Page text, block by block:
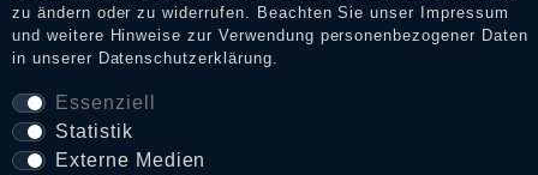
AGB
Widerrufs­recht
zu ändern oder zu widerrufen. Beachten Sie unser
Impressum
und weitere Hinweise zur Verwendung personenbezogener Daten
in unserer Daten­schutz­erklärung.
Essenziell
Statistik
Externe Medien